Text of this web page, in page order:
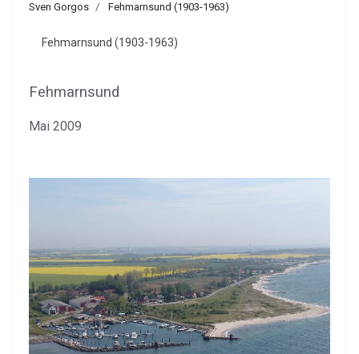
Sven Gorgos Fehmarnsund (1903-1963)
Fehmarnsund (1903-1963)
Fehmarnsund
Mai 2009